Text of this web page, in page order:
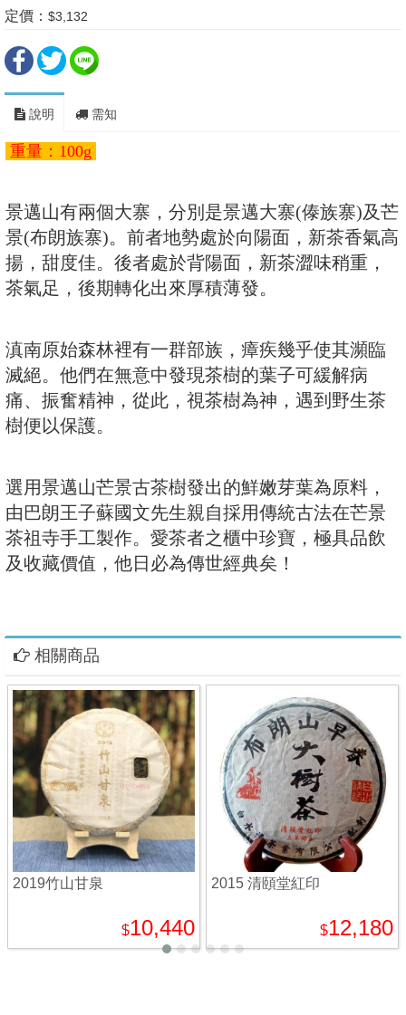
定價： $3,132
說明 需知
重量：100g
景邁山有兩個大寨，分別是景邁大寨(傣族寨)及芒
景(布朗族寨)。前者地勢處於向陽面，新茶香氣高
揚，甜度佳。後者處於背陽面，新茶澀味稍重，
茶氣足，後期轉化出來厚積薄發。
滇南原始森林裡有一群部族，瘴疾幾乎使其瀕臨
滅絕。他們在無意中發現茶樹的葉子可緩解病
痛、振奮精神，從此，視茶樹為神，遇到野生茶
樹便以保護。
選用景邁山芒景古茶樹發出的鮮嫩芽葉為原料，
由巴朗王子蘇國文先生親自採用傳統古法在芒景
茶祖寺手工製作。愛茶者之櫃中珍寶，極具品飲
及收藏價值，他日必為傳世經典矣！
相關商品
2019竹山甘泉
$10,440
2015 清頤堂紅印
$12,180